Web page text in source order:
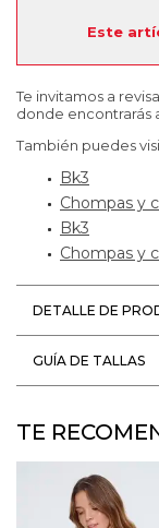
Este
Te invitamos a
donde encontrarás
También puedes
Bk3
Chompas y
Bk3
Chompas y
DETALLE DE
GUÍA DE TALLAS
TE